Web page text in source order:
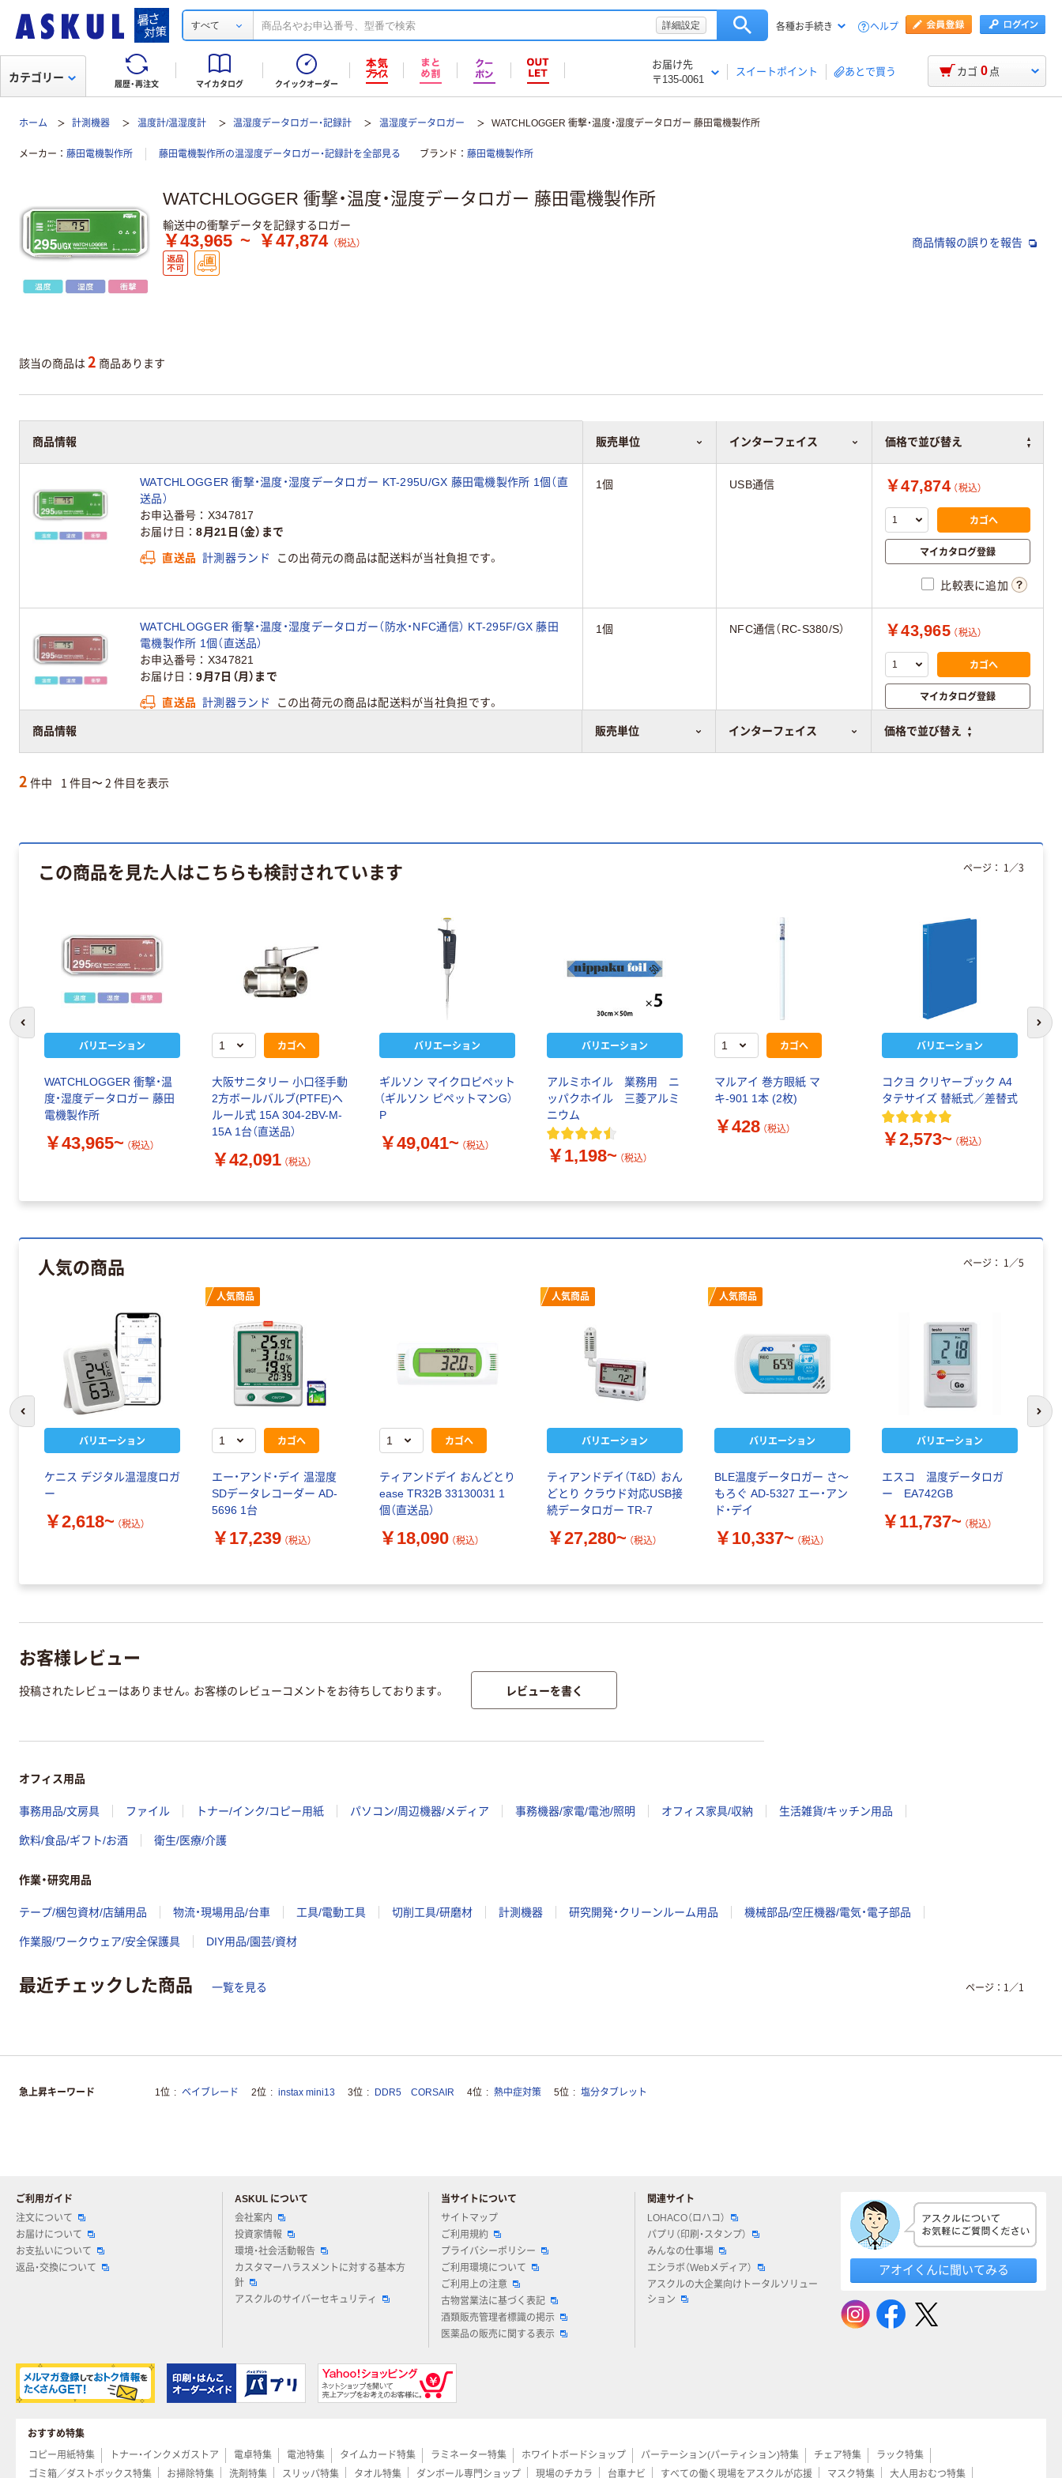
すべて 詳細設定 各種お手続き ヘルプ
履歴・再注文 マイカタログ クイックオーダー
お届け先
〒135-0061
スイートポイント あとで買う
カテゴリー カゴ 0 点
ホーム 計測機器 温度計/温湿度計 温湿度データロガー・記録計 温湿度データロガー WATCHLOGGER 衝撃・温度・湿度データロガー 藤田電機製作所
メーカー 藤田電機製作所 藤田電機製作所の温湿度データロガー・記録計を全部見る ブランド 藤田電機製作所
WATCHLOGGER 衝撃・温度・湿度データロガー 藤田電機製作所
輸送中の衝撃データを記録するロガー
￥43,965 ~ ￥47,874 （税込） 商品情報の誤りを報告
該当の商品は 2 商品あります
商品情報 販売単位 インターフェイス 価格で並び替え
商品情報 販売単位 インターフェイス 価格で並び替え
WATCHLOGGER 衝撃・温度・湿度データロガー KT-295U/GX 藤田電機製作所 1個（直
送品）
お申込番号
X347817
お届け日
8月21日（金）まで
直送品 計測器ランド この出荷元の商品は配送料が当社負担です。
1個 USB通信 ￥47,874 （税込）
カゴへ
マイカタログ登録
比較表に追加
WATCHLOGGER 衝撃・温度・湿度データロガー（防水・NFC通信） KT-295F/GX 藤田
電機製作所 1個（直送品）
お申込番号
X347821
お届け日
9月7日（月）まで
直送品 計測器ランド この出荷元の商品は配送料が当社負担です。
1個 NFC通信（RC-S380/S） ￥43,965 （税込）
カゴへ
マイカタログ登録
比較表に追加
2 件中 1 件目〜 2 件目を表示
この商品を見た人はこちらも検討されています
バリエーション
WATCHLOGGER 衝撃・温
度・湿度データロガー 藤田
電機製作所
￥43,965~ （税込）
カゴへ
大阪サニタリー 小口径手動
2方ボールバルブ(PTFE)ヘ
ルール式 15A 304-2BV-M-
15A 1台（直送品）
￥42,091 （税込）
バリエーション
ギルソン マイクロピペット
（ギルソン ピペットマンG）
P
￥49,041~ （税込）
バリエーション
アルミホイル 業務用 ニ
ッパクホイル 三菱アルミ
ニウム
￥1,198~ （税込）
カゴへ
マルアイ 巻方眼紙 マ
キ-901 1本 (2枚)
￥428 （税込）
バリエーション
コクヨ クリヤーブック A4
タテサイズ 替紙式／差替式
￥2,573~ （税込）
ページ： 1 ／3
前のスライドへ 次
人気の商品
バリエーション
ケニス デジタル温湿度ロガ
ー
￥2,618~ （税込）
人気商品
カゴへ
エー・アンド・デイ 温湿度
SDデータレコーダー AD-
5696 1台
￥17,239 （税込）
カゴへ
ティアンドデイ おんどとり
ease TR32B 33130031 1
個（直送品）
￥18,090 （税込）
人気商品
バリエーション
ティアンドデイ（T&D） おん
どとり クラウド対応USB接
続データロガー TR-7
￥27,280~ （税込）
人気商品
バリエーション
BLE温度データロガー さ～
もろぐ AD-5327 エー・アン
ド・デイ
￥10,337~ （税込）
バリエーション
エスコ 温度データロガ
ー EA742GB
￥11,737~ （税込）
ページ： 1 ／5
前のスライドへ 次
お客様レビュー
投稿されたレビューはありません。お客様のレビューコメントをお待ちしております。 レビューを書く
オフィス用品
事務用品/文房具 ファイル トナー/インク/コピー用紙 パソコン/周辺機器/メディア 事務機器/家電/電池/照明 オフィス家具/収納 生活雑貨/キッチン用品
飲料/食品/ギフト/お酒 衛生/医療/介護
作業・研究用品
テープ/梱包資材/店舗用品 物流・現場用品/台車 工具/電動工具 切削工具/研磨材 計測機器 研究開発・クリーンルーム用品 機械部品/空圧機器/電気・電子部品
作業服/ワークウェア/安全保護具 DIY用品/園芸/資材
最近チェックした商品 一覧を見る ページ： 1 ／1
急上昇キーワード 1位 ベイブレード 2位 instax mini13 3位 DDR5 CORSAIR 4位 熱中症対策 5位 塩分タブレット
ご利用ガイド
注文について
お届けについて
お支払いについて
返品・交換について
ASKUL について
会社案内
投資家情報
環境・社会活動報告
カスタマーハラスメントに対する基本方
針
アスクルのサイバーセキュリティ
当サイトについて
サイトマップ
ご利用規約
プライバシーポリシー
ご利用環境について
ご利用上の注意
古物営業法に基づく表記
酒類販売管理者標識の掲示
医薬品の販売に関する表示
関連サイト
LOHACO（ロハコ）
パプリ（印刷・スタンプ）
みんなの仕事場
エシラボ（Webメディア）
アスクルの大企業向けトータルソリュー
ション
アオイくんに聞いてみる
おすすめ特集
コピー用紙特集
トナー・インクメガストア 電卓特集 電池特集 タイムカード特集 ラミネーター特集 ホワイトボードショップ パーテーション(パーティション)特集 チェア特集
ラック特集
ゴミ箱／ダストボックス特集
お掃除特集 洗剤特集 スリッパ特集 タオル特集 ダンボール専門ショップ 現場のチカラ 台車ナビ すべての働く現場をアスクルが応援 マスク特集 大人用おむつ特集